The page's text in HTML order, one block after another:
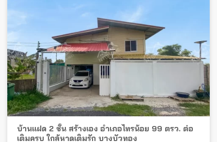
บ้านแฝด 2 ชั้น สร้างเอง อำเภอไทรน้อย 99 ตรว. ต่อ
เติมครบ ใกล้หาดเติมรัก บางบัวทอง